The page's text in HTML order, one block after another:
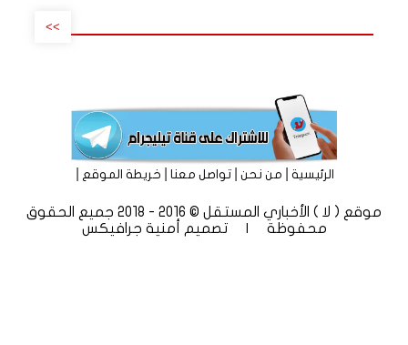
>>
الرئيسية|من نحن|تواصل معنا|خريطة الموقع
موقع ( لا ) الأخباري المستقل © 2016 - 2018 جميع الحقوق
محفوظة | تصميم
أمنية جرافيكس